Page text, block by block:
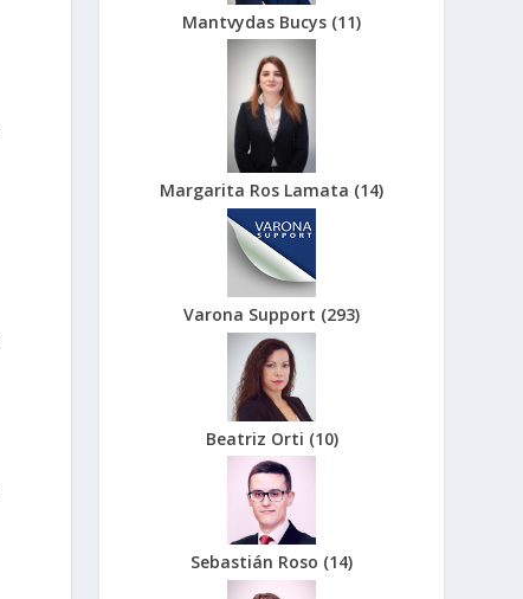
Mantvydas Bucys (11)
Margarita Ros Lamata (14)
Varona Support (293)
Beatriz Orti (10)
Sebastián Roso (14)